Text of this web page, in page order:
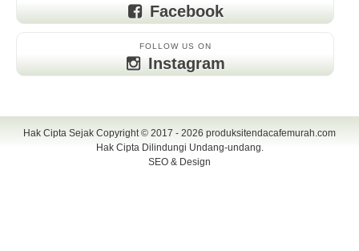
Facebook
FOLLOW US ON
Instagram
Hak Cipta Sejak Copyright © 2017 - 2026 produksitendacafemurah.com
Hak Cipta Dilindungi Undang-undang.
SEO & Design